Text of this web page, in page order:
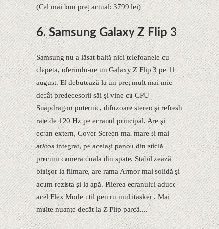
(Cel mai bun preț actual: 3799 lei)
6. Samsung Galaxy Z Flip 3
Samsung nu a lăsat baltă nici telefoanele cu
clapeta, oferindu-ne un Galaxy Z Flip 3 pe 11
august. El debutează la un preţ mult mai mic
decât predecesorii săi şi vine cu CPU
Snapdragon puternic, difuzoare stereo şi refresh
rate de 120 Hz pe ecranul principal. Are şi
ecran extern, Cover Screen mai mare şi mai
arătos integrat, pe acelaşi panou din sticlă
precum camera duala din spate. Stabilizează
binişor la filmare, are rama Armor mai solidă şi
acum rezista şi la apă. Plierea ecranului aduce
acel Flex Mode util pentru multitaskeri. Mai
multe nuanţe decât la Z Flip parcă....